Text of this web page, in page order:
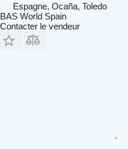
Espagne, Ocaña, Toledo
BAS World Spain
Contacter le vendeur